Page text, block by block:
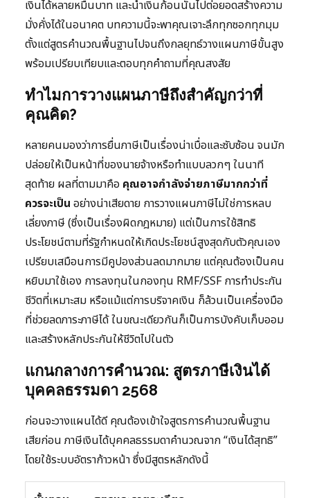
เงินได้หลายหมื่นบาท และนำเงินก้อนนั้นไปต่อยอดสร้างความ
มั่งคั่งได้ในอนาคต บทความนี้จะพาคุณเจาะลึกทุกซอกทุกมุม
ตั้งแต่สูตรคำนวณพื้นฐานไปจนถึงกลยุทธ์วางแผนภาษีขั้นสูง
พร้อมเปรียบเทียบและตอบทุกคำถามที่คุณสงสัย
ทำไมการวางแผนภาษีถึงสำคัญกว่าที่
คุณคิด?
หลายคนมองว่าการยื่นภาษีเป็นเรื่องน่าเบื่อและซับซ้อน จนมัก
ปล่อยให้เป็นหน้าที่ของนายจ้างหรือทำแบบลวกๆ ในนาที
สุดท้าย ผลที่ตามมาคือ คุณอาจกำลังจ่ายภาษีมากกว่าที่
ควรจะเป็น อย่างน่าเสียดาย การวางแผนภาษีไม่ใช่การหลบ
เลี่ยงภาษี (ซึ่งเป็นเรื่องผิดกฎหมาย) แต่เป็นการใช้สิทธิ
ประโยชน์ตามที่รัฐกำหนดให้เกิดประโยชน์สูงสุดกับตัวคุณเอง
เปรียบเสมือนการมีคูปองส่วนลดมากมาย แต่คุณต้องเป็นคน
หยิบมาใช้เอง การลงทุนในกองทุน RMF/SSF การทำประกัน
ชีวิตที่เหมาะสม หรือแม้แต่การบริจาคเงิน ก็ล้วนเป็นเครื่องมือ
ที่ช่วยลดภาระภาษีได้ ในขณะเดียวกันก็เป็นการบังคับเก็บออม
และสร้างหลักประกันให้ชีวิตไปในตัว
แกนกลางการคำนวณ: สูตรภาษีเงินได้
บุคคลธรรมดา 2568
ก่อนจะวางแผนได้ดี คุณต้องเข้าใจสูตรการคำนวณพื้นฐาน
เสียก่อน ภาษีเงินได้บุคคลธรรมดาคำนวณจาก “เงินได้สุทธิ”
โดยใช้ระบบอัตราก้าวหน้า ซึ่งมีสูตรหลักดังนี้